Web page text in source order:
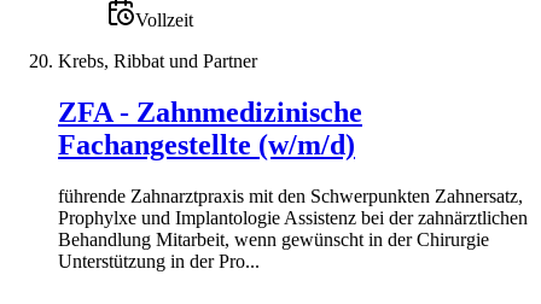
Vollzeit
Krebs, Ribbat und Partner
ZFA - Zahnmedizinische
Fachangestellte (w/m/d)
führende Zahnarztpraxis mit den Schwerpunkten Zahnersatz,
Prophylxe und Implantologie Assistenz bei der zahnärztlichen
Behandlung Mitarbeit, wenn gewünscht in der Chirurgie
Unterstützung in der Pro...